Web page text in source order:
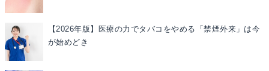
【2026年版】医療の力でタバコをやめる「禁煙外来」は今
が始めどき